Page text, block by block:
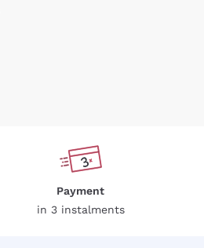
Payment
in 3 instalments